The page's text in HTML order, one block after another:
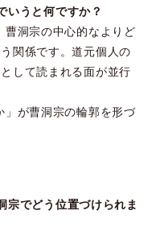
いうと何ですか？
洞宗の中心的なよりど
関係です。道元個人の
して読まれる面が並行
」が曹洞宗の輪郭を形づ
宗でどう位置づけられま